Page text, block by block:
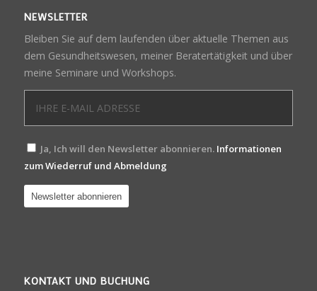
NEWSLETTER
Bleiben Sie auf dem laufenden über aktuelle Themen aus
dem Gesundheitswesen, meiner Beratertätigkeit und über
meine Seminare und Workshops.
Ja, Ich will den Newsletter abonnieren. Informationen
zum Wiederruf und Abmeldung
KONTAKT UND BUCHUNG